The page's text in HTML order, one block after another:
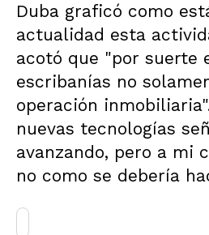
Duba graficó como
actualidad esta
acotó que "por suerte
escribanías no
operación
nuevas tecnologías
avanzando, pero a mi
no como se debería